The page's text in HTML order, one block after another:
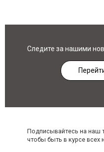
Следите за нашими
Подписывайтесь на наш
чтобы быть в курсе всех